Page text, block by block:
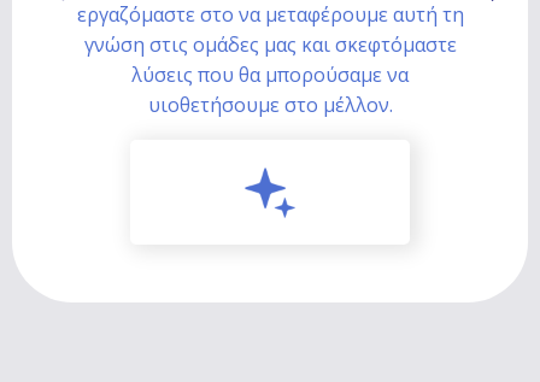
εργαζόμαστε στο να μεταφέρουμε αυτή τη
γνώση στις ομάδες μας και σκεφτόμαστε
λύσεις που θα μπορούσαμε να
υιοθετήσουμε στο μέλλον.